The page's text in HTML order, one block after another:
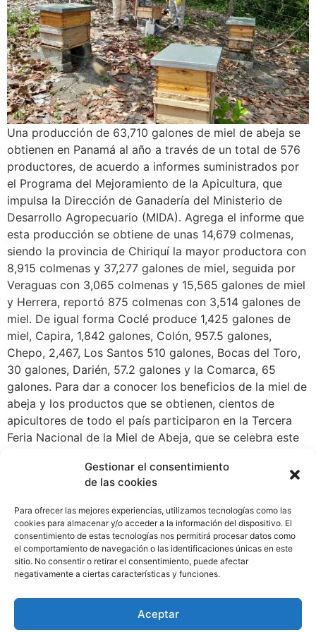
Gestionar el consentimiento
de las cookies
Para ofrecer las mejores experiencias, utilizamos tecnologías como las
cookies para almacenar y/o acceder a la información del dispositivo. El
consentimiento de estas tecnologías nos permitirá procesar datos como
el comportamiento de navegación o las identificaciones únicas en este
sitio. No consentir o retirar el consentimiento, puede afectar
negativamente a ciertas características y funciones.
Aceptar
Una producción de 63,710 galones de miel de abeja se
obtienen en Panamá al año a través de un total de 576
productores, de acuerdo a informes suministrados por
el Programa del Mejoramiento de la Apicultura, que
impulsa la Dirección de Ganadería del Ministerio de
Desarrollo Agropecuario (MIDA). Agrega el informe que
esta producción se obtiene de unas 14,679 colmenas,
siendo la provincia de Chiriquí la mayor productora con
8,915 colmenas y 37,277 galones de miel, seguida por
Veraguas con 3,065 colmenas y 15,565 galones de miel
y Herrera, reportó 875 colmenas con 3,514 galones de
miel. De igual forma Coclé produce 1,425 galones de
miel, Capira, 1,842 galones, Colón, 957.5 galones,
Chepo, 2,467, Los Santos 510 galones, Bocas del Toro,
30 galones, Darién, 57.2 galones y la Comarca, 65
galones. Para dar a conocer los beneficios de la miel de
abeja y los productos que se obtienen, cientos de
apicultores de todo el país participaron en la Tercera
Feria Nacional de la Miel de Abeja, que se celebra este
toda la gama de productos que se obtienen la miel y se
estará capacitando sobre los beneficios de la misma.
Panamá cuenta con una actividad apícola en
crecimiento y con estas ferias, organizadas por la
Asociación de Apicultores de Panamá, se incentiva su
consumo en la población ya que es una alternativa
saludable a la azúcar que brinda además múltiples
debido a que se puede extraer miel, polen, jalea, cera y
propóleos.